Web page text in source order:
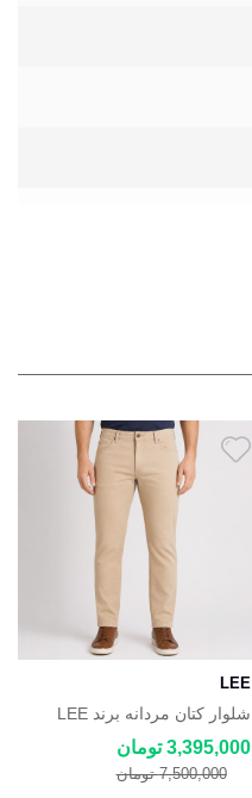
LEE
شلوار کتان مردانه برند LEE
3,395,000 تومان
7,500,000 تومان